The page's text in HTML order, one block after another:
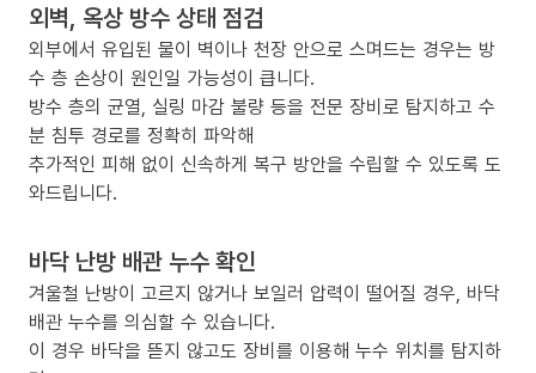
외벽, 옥상 방수 상태 점검
외부에서 유입된 물이 벽이나 천장 안으로 스며드는 경우는 방
수 층 손상이 원인일 가능성이 큽니다.
방수 층의 균열, 실링 마감 불량 등을 전문 장비로 탐지하고 수
분 침투 경로를 정확히 파악해
추가적인 피해 없이 신속하게 복구 방안을 수립할 수 있도록 도
와드립니다.
바닥 난방 배관 누수 확인
겨울철 난방이 고르지 않거나 보일러 압력이 떨어질 경우, 바닥
배관 누수를 의심할 수 있습니다.
이 경우 바닥을 뜯지 않고도 장비를 이용해 누수 위치를 탐지하